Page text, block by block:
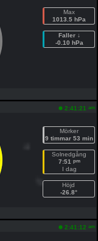
Max
1013.5 hPa
Faller ↓
-0.10 hPa
2:41:21 am
Mörker
9 timmar 53 min
Solnedgång
7:51 pm
I dag
Höjd
-26.8°
2:41:12 am